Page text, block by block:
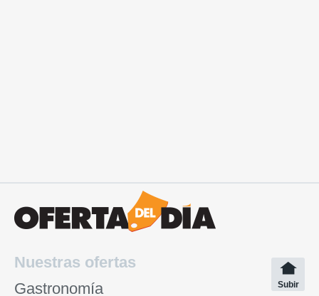
Nuestras ofertas
Gastronomía
Subir